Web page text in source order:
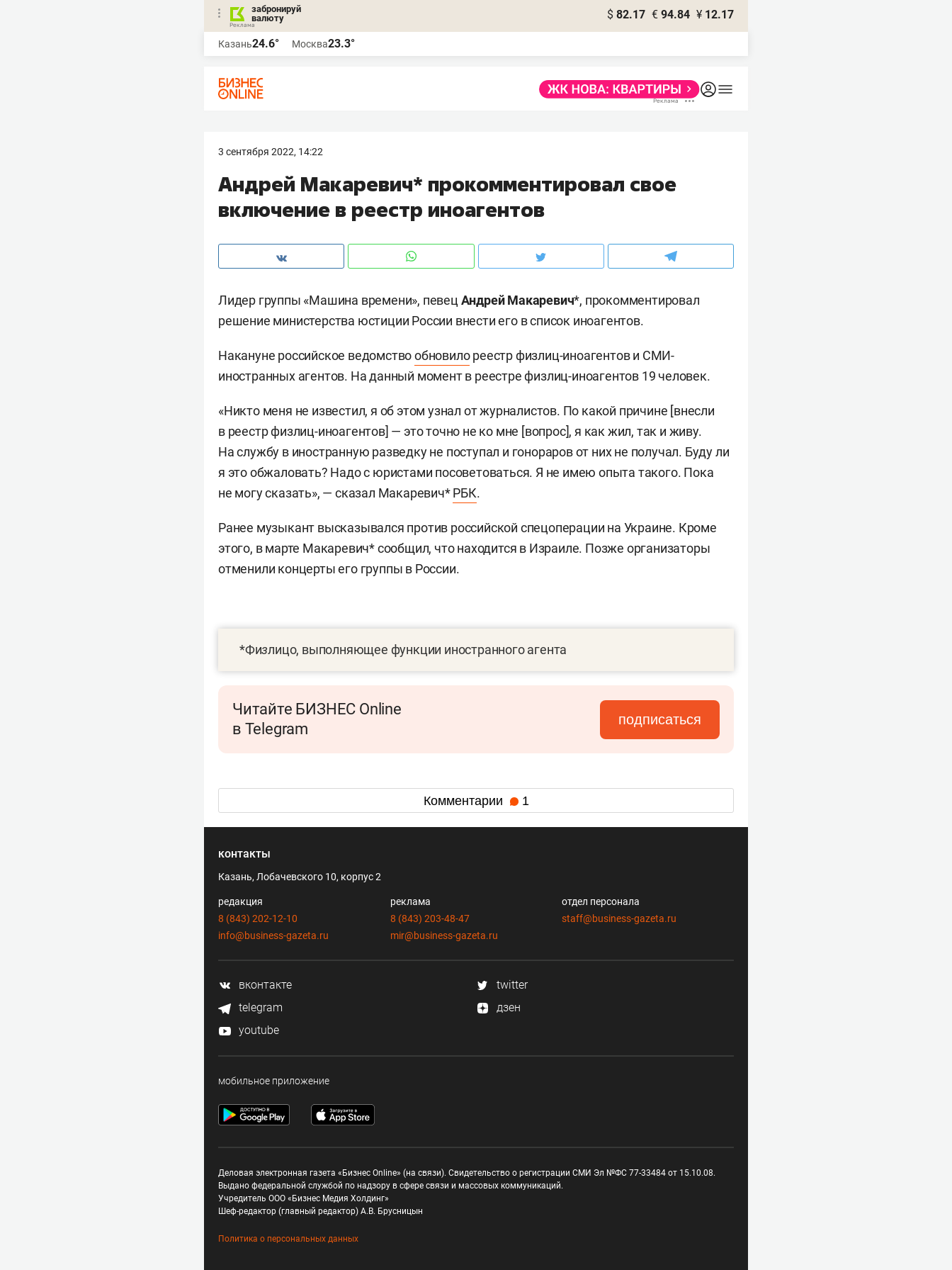
забронируй
валюту
$ 82.17 € 94.84 ¥ 12.17
Казань24.6° Москва23.3°
3 сентября 2022, 14:22
Андрей Макаревич* прокомментировал свое
включение в реестр иноагентов
Лидер группы «Машина времени», певец Андрей Макаревич*, прокомментировал
решение министерства юстиции России внести его в список иноагентов.
Накануне российское ведомствообновилореестр физлиц-иноагентов и СМИ-
иностранных агентов. На данный момент в реестре физлиц-иноагентов 19 человек.
«Никто меня не известил, я об этом узнал от журналистов. По какой причине [внесли
в реестр физлиц-иноагентов] — это точно не ко мне [вопрос], я как жил, так и живу.
На службу в иностранную разведку не поступал и гонораров от них не получал. Буду ли
я это обжаловать? Надо с юристами посоветоваться. Я не имею опыта такого. Пока
не могу сказать», — сказал Макаревич*РБК.
Ранее музыкант высказывался против российской спецоперации на Украине. Кроме
этого, в марте Макаревич* сообщил, что находится в Израиле. Позже организаторы
отменили концерты его группы в России.
*Физлицо, выполняющее функции иностранного агента
Читайте БИЗНЕС Online
в Telegram
подписаться
Комментарии 1
контакты
Казань, Лобачевского 10, корпус 2
редакция
8 (843) 202-12-10
info@business-gazeta.ru
реклама
8 (843) 203-48-47
mir@business-gazeta.ru
отдел персонала
staff@business-gazeta.ru
вконтакте
twitter
telegram
дзен
youtube
мобильное приложение
Деловая электронная газета «Бизнес Online» (на связи). Свидетельство о регистрации СМИ Эл №ФС 77-33484 от 15.10.08.
Выдано федеральной службой по надзору в сфере связи и массовых коммуникаций.
Учредитель ООО «Бизнес Медия Холдинг»
Шеф-редактор (главный редактор) А.В. Брусницын
Политика о персональных данных